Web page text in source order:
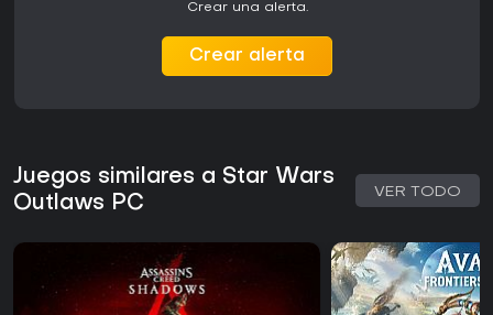
Crear una alerta.
Crear alerta
Juegos similares a Star Wars
Outlaws PC
VER TODO